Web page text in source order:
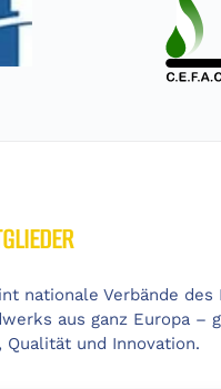
nationale Verbände
aus ganz Europa –
Qualität und Innovation.